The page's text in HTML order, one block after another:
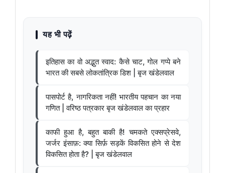
यह भी पढ़ें
इतिहास का वो अद्भुत स्वाद: कैसे चाट, गोल गप्पे बने
भारत की सबसे लोकतांत्रिक डिश | बृज खंडेलवाल
पासपोर्ट है, नागरिकता नहीं! भारतीय पहचान का नया
गणित | वरिष्ठ पत्रकार बृज खंडेलवाल का प्रहार
काफी हुआ है, बहुत बाकी है! चमकते एक्सप्रेसवे,
जर्जर इंसाफ़: क्या सिर्फ़ सड़कें विकसित होने से देश
विकसित होता है? | बृज खंडेलवाल